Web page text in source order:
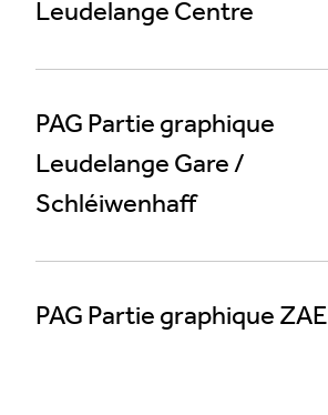
Leudelange Centre
PAG Partie graphique
Leudelange Gare /
Schléiwenhaff
PAG Partie graphique ZAE